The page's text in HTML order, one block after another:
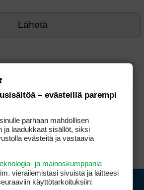
– evästeillä parempi
parhaan mahdollisen
ja laadukkaat sisällöt, siksi
evästeitä ja vastaavia
ja mainoskumppania
vierailemis­tasi sivuista ja laitteesi
käyttötarkoituksiin: